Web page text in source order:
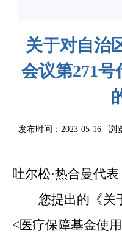
关于对自治
会议第271
发布时间：2023-05-16 浏
吐尔松·热合曼代表
您提出的《关
<医疗保障基金使